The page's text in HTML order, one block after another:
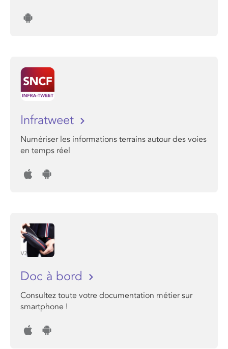
Infratweet
Numériser les informations terrains autour des voies
en temps réel
Doc à bord
Consultez toute votre documentation métier sur
smartphone !